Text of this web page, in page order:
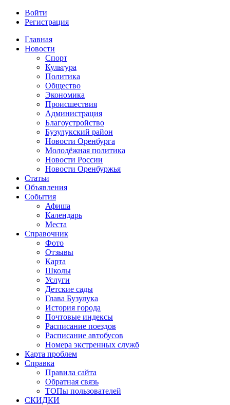
Войти
Регистрация
Главная
Новости
Спорт
Культура
Политика
Общество
Экономика
Происшествия
Администрация
Благоустройство
Бузулукский район
Новости Оренбурга
Молодёжная политика
Новости России
Новости Оренбуржья
Статьи
Объявления
События
Афиша
Календарь
Места
Справочник
Фото
Отзывы
Карта
Школы
Услуги
Детские сады
Глава Бузулука
История города
Почтовые индексы
Расписание поездов
Расписание автобусов
Номера экстренных служб
Карта проблем
Справка
Правила сайта
Обратная связь
ТОПы пользователей
СКИДКИ